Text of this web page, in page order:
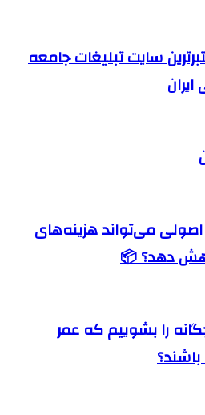
سایت تبلیغات جامعه
می‌تواند هزینه‌های
دهد؟ 📦
را بشوییم که عمر